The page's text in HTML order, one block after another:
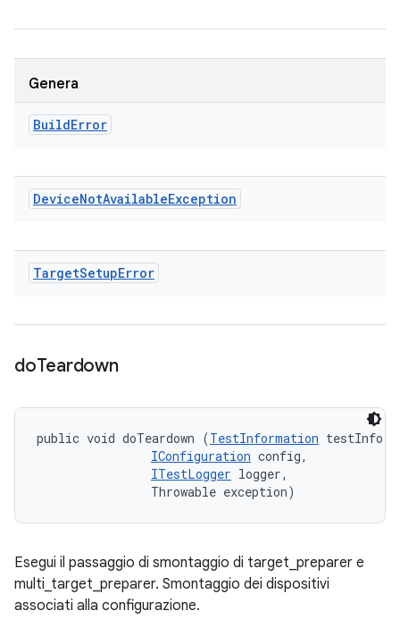
Genera
BuildError
DeviceNotAvailableException
TargetSetupError
doTeardown
public void doTeardown (TestInformation testInfo,
IConfiguration config,
ITestLogger logger,
                Throwable exception)
Esegui il passaggio di smontaggio di target_preparer e
multi_target_preparer. Smontaggio dei dispositivi
associati alla configurazione.